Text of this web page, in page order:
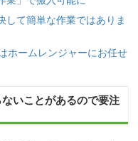
して簡単な作業ではありま
ホームレンジャーにお任せ
いことがあるので要注